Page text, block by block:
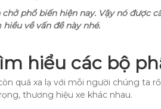
phổ biến hiện nay. Vậy nó được
về vấn đề này nhé.
hiểu các bộ
quá xa lạ với mỗi người chúng ta
thương hiệu xe khác nhau.